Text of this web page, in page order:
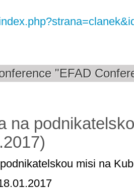
"EFAD
na
misi na